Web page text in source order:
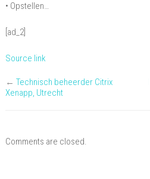
• Opstellen…
[ad_2]
Source link
← Technisch beheerder Citrix
Xenapp, Utrecht
Comments are closed.